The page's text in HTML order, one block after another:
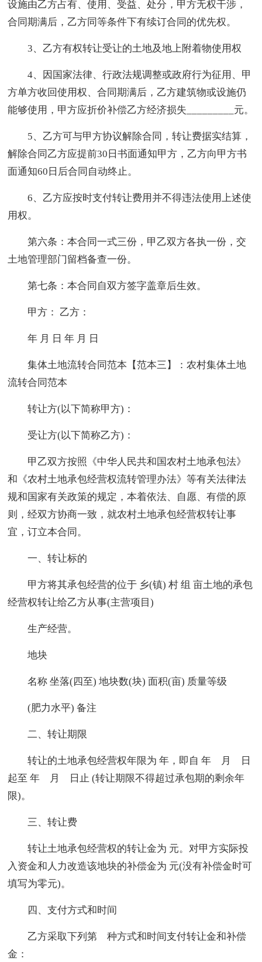
设施由乙方占有、使用、受益、处分，甲方无权干涉，
合同期满后，乙方同等条件下有续订合同的优先权。
3、乙方有权转让受让的土地及地上附着物使用权
4、因国家法律、行政法规调整或政府行为征用、甲
方单方收回使用权、合同期满后，乙方建筑物或设施仍
能够使用，甲方应折价补偿乙方经济损失_________元。
5、乙方可与甲方协议解除合同，转让费据实结算，
解除合同乙方应提前30日书面通知甲方，乙方向甲方书
面通知60日后合同自动终止。
6、乙方应按时支付转让费用并不得违法使用上述使
用权。
第六条：本合同一式三份，甲乙双方各执一份，交
土地管理部门留档备查一份。
第七条：本合同自双方签字盖章后生效。
甲方： 乙方：
年 月 日 年 月 日
集体土地流转合同范本【范本三】：农村集体土地
流转合同范本
转让方(以下简称甲方)：
受让方(以下简称乙方)：
甲乙双方按照《中华人民共和国农村土地承包法》
和《农村土地承包经营权流转管理办法》等有关法律法
规和国家有关政策的规定，本着依法、自愿、有偿的原
则，经双方协商一致，就农村土地承包经营权转让事
宜，订立本合同。
一、转让标的
甲方将其承包经营的位于 乡(镇) 村 组 亩土地的承包
经营权转让给乙方从事(主营项目)
生产经营。
地块
名称 坐落(四至) 地块数(块) 面积(亩) 质量等级
(肥力水平) 备注
二、转让期限
转让的土地承包经营权年限为 年，即自 年 月 日
起至 年 月 日止 (转让期限不得超过承包期的剩余年
限)。
三、转让费
转让土地承包经营权的转让金为 元。对甲方实际投
入资金和人力改造该地块的补偿金为 元(没有补偿金时可
填写为零元)。
四、支付方式和时间
乙方采取下列第 种方式和时间支付转让金和补偿
金：